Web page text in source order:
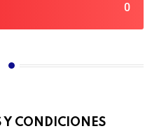
0
Y CONDICIONES